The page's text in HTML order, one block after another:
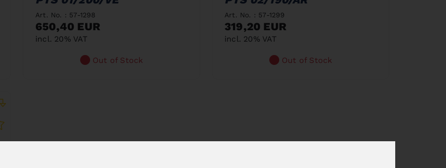
Art. No. : 57-1298
650,40 EUR
incl. 20% VAT
Out of Stock
Art. No. : 57-1299
319,20 EUR
incl. 20% VAT
Out of Stock